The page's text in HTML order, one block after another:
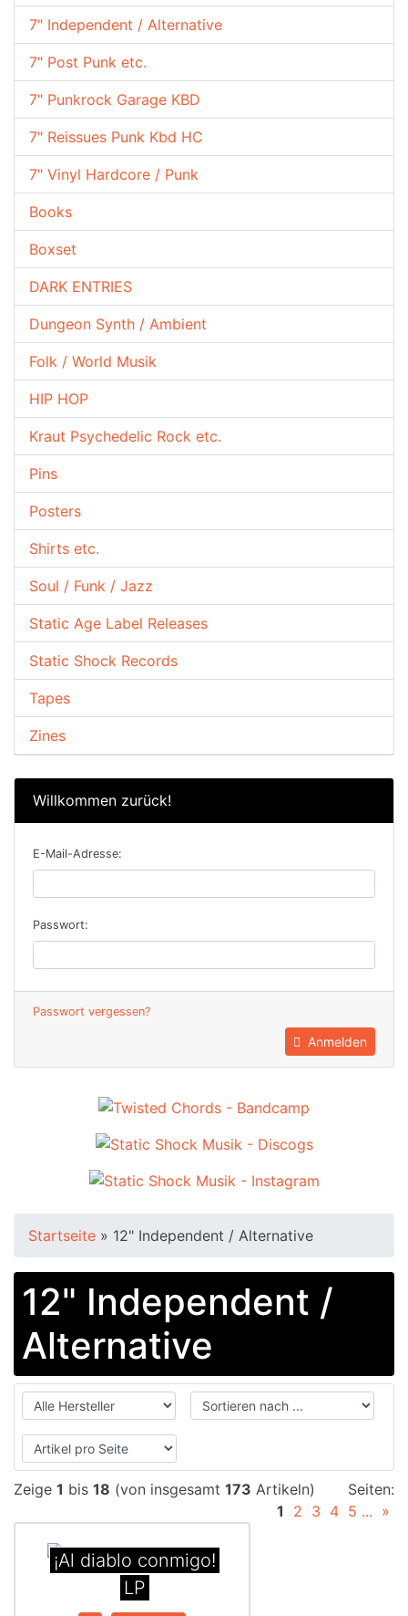
7" Independent / Alternative
7" Post Punk etc.
7" Punkrock Garage KBD
7" Reissues Punk Kbd HC
7" Vinyl Hardcore / Punk
Books
Boxset
DARK ENTRIES
Dungeon Synth / Ambient
Folk / World Musik
HIP HOP
Kraut Psychedelic Rock etc.
Pins
Posters
Shirts etc.
Soul / Funk / Jazz
Static Age Label Releases
Static Shock Records
Tapes
Zines
Willkommen zurück!
E-Mail-Adresse:
Passwort:
Passwort vergessen?
Anmelden
Startseite » 12" Independent / Alternative
12" Independent /
Alternative
Zeige 1 bis 18 (von insgesamt 173 Artikeln)
Seiten:
1
2 3 4 5 ... »
¡Al diablo conmigo!
LP